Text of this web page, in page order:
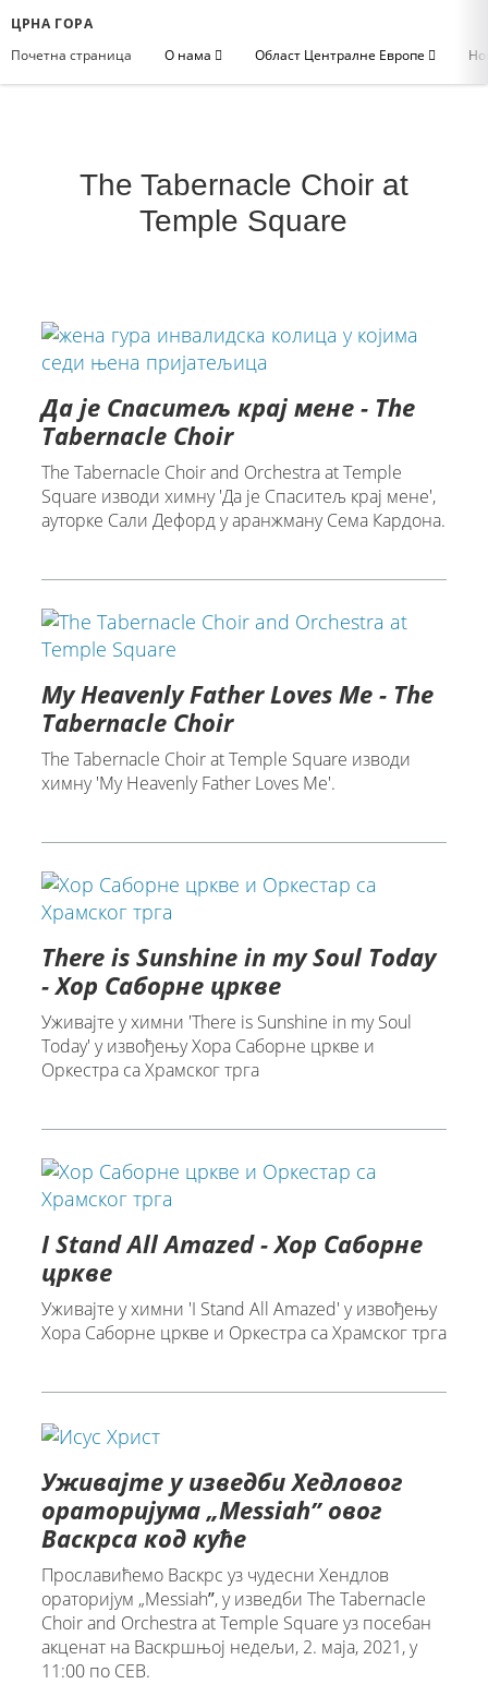
ЦРНА ГОРА
Почетна страница
О нама Област Централне Европе
The Tabernacle Choir at
Temple Square
Да је Спаситељ крај мене - The
Tabernacle Choir
The Tabernacle Choir and Orchestra at Temple
Square изводи химну 'Да је Спаситељ крај мене',
ауторке Сали Дефорд у аранжману Сема Кардона.
My Heavenly Father Loves Me - The
Tabernacle Choir
The Tabernacle Choir at Temple Square изводи
химну 'My Heavenly Father Loves Me'.
There is Sunshine in my Soul Today
- Хор Саборне цркве
Уживајте у химни 'There is Sunshine in my Soul
Today' у извођењу Хора Саборне цркве и
Оркестра са Храмског трга
I Stand All Amazed - Хор Саборне
цркве
Уживајте у химни 'I Stand All Amazed' у извођењу
Хора Саборне цркве и Оркестра са Храмског трга
Уживајте у изведби Хедловог
ораторијума „Messiahˮ овог
Васкрса код куће
Прославићемо Васкрс уз чудесни Хендлов
ораторијум „Messiahˮ, у изведби The Tabernacle
Choir and Orchestra at Temple Square уз посебан
акценат на Васкршњој недељи, 2. маја, 2021, у
11:00 по CEВ.